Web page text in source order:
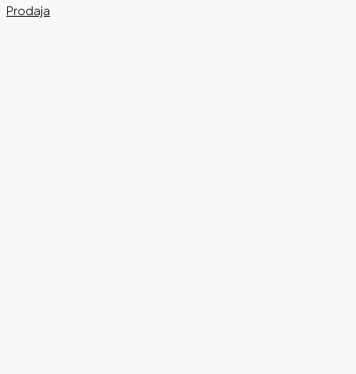
Prodaja